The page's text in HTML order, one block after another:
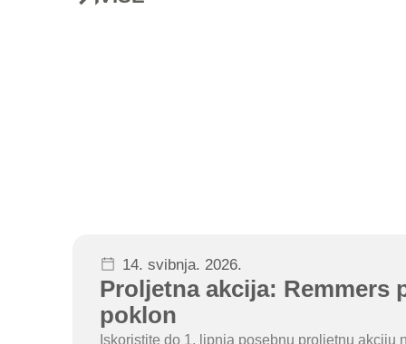
14. svibnja. 2026.
Proljetna akcija: Remmers
poklon
Iskoristite do 1. lipnja posebnu proljetnu